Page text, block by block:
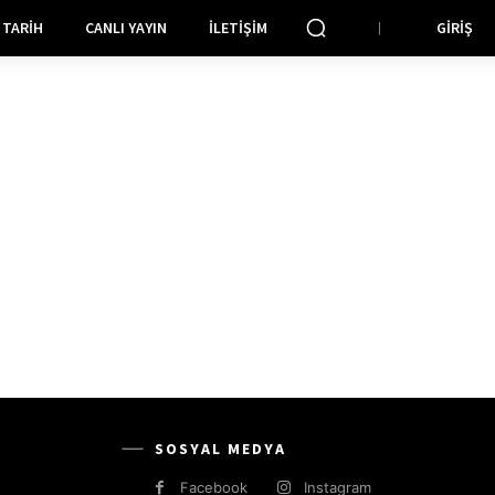
TARIH CANLI YAYIN İLETIŞIM GIRIŞ
SOSYAL MEDYA
Facebook
Instagram